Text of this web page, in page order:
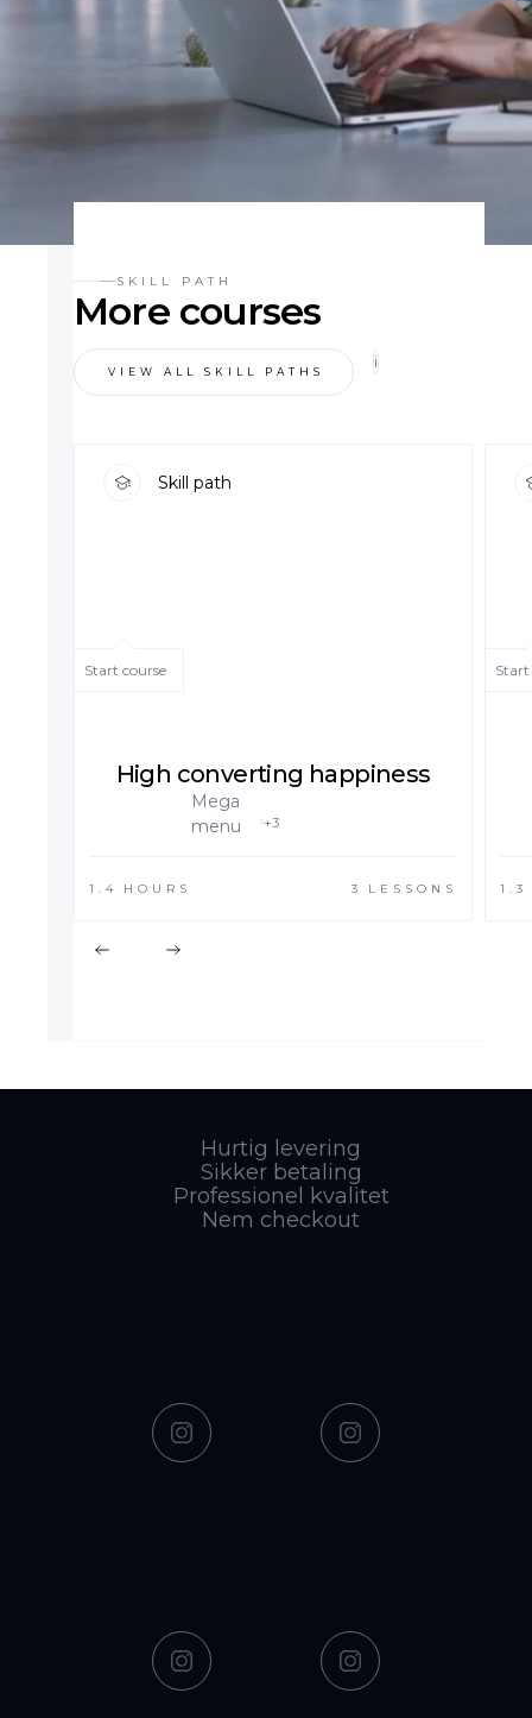
SKILL PATH
More courses
i
VIEW ALL SKILL PATHS
Skill path
Start course
High converting happiness
Mega
menu
+3
1.4 HOURS 3 LESSONS
Start
1.3
Hurtig levering
Sikker betaling
Professionel kvalitet
Nem checkout